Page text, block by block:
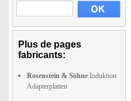
Plus de pages
fabricants:
Rosenstein & Söhne Induktion
Adapterplatten